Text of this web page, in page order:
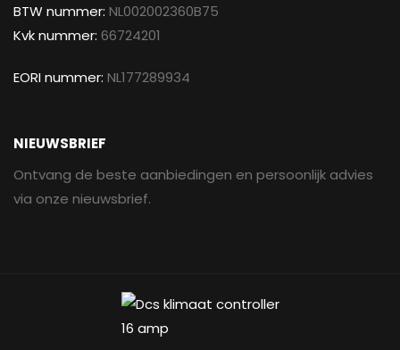
BTW nummer: NL002002360B75
Kvk nummer: 66724201
EORI nummer: NL177289934
NIEUWSBRIEF
Ontvang de beste aanbiedingen en persoonlijk advies
via onze nieuwsbrief.